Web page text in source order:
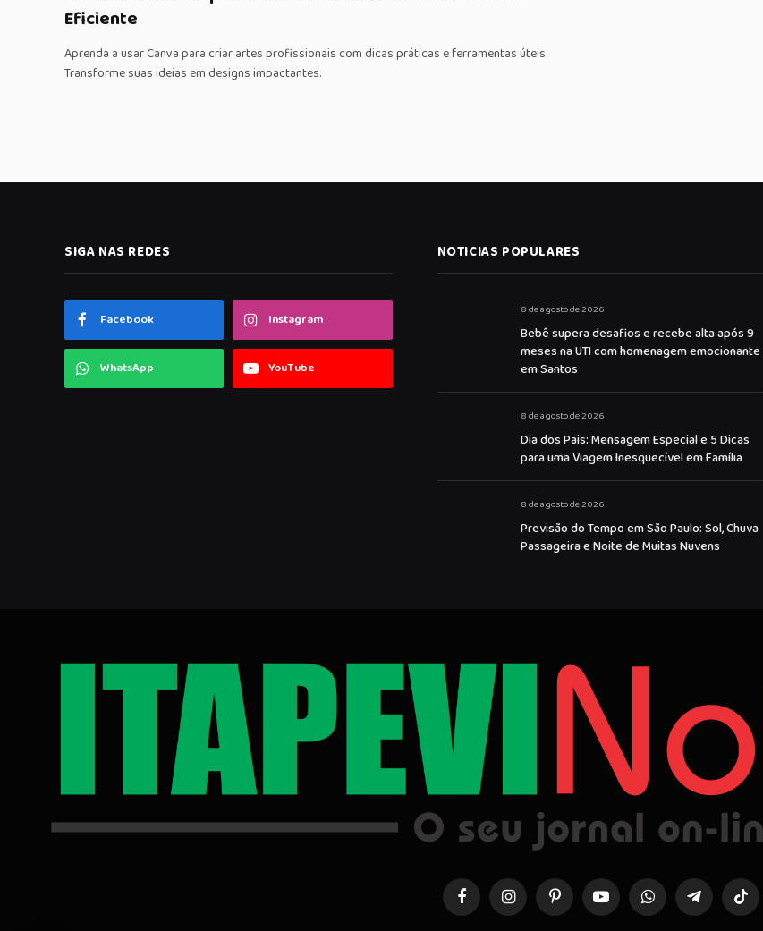
Eficiente
Aprenda a usar Canva para criar artes profissionais com dicas práticas e ferramentas úteis.
Transforme suas ideias em designs impactantes.
SIGA NAS REDES
Facebook Instagram
WhatsApp YouTube
NOTICIAS POPULARES
8 de agosto de 2026
Bebê supera desafios e recebe alta após 9
meses na UTI com homenagem emocionante
em Santos
8 de agosto de 2026
Dia dos Pais: Mensagem Especial e 5 Dicas
para uma Viagem Inesquecível em Família
8 de agosto de 2026
Previsão do Tempo em São Paulo: Sol, Chuva
Passageira e Noite de Muitas Nuvens
FacebookInstagramPinterestYouTubeWhatsAppTelegramaTikTok